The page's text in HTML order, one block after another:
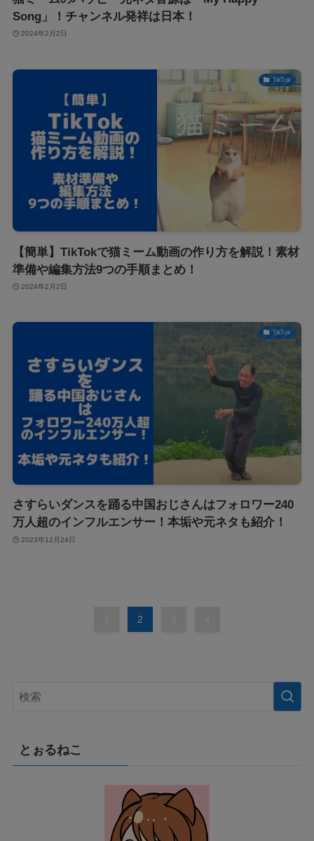
Song」！チャンネル発祥は日本！
2024年2月2日
TikTok
【簡単】TikTokで猫ミーム動画の作り方を解説！素材
準備や編集方法9つの手順まとめ！
2024年2月2日
TikTok
さすらいダンスを踊る中国おじさんはフォロワー240
万人超のインフルエンサー！本垢や元ネタも紹介！
2023年12月24日
2
とぉるねこ